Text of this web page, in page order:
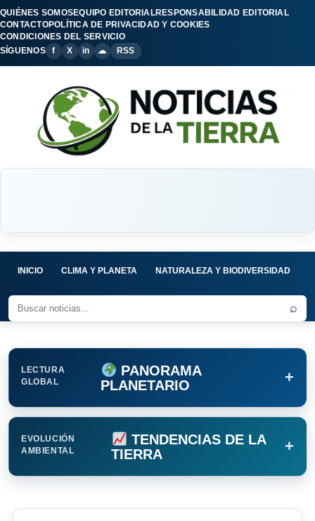
QUIÉNES SOMOSEQUIPO EDITORIALRESPONSABILIDAD EDITORIAL
CONTACTOPOLÍTICA DE PRIVACIDAD Y COOKIES
CONDICIONES DEL SERVICIO
SÍGUENOS
f X in ☁ RSS
INICIO CLIMA Y PLANETA NATURALEZA Y BIODIVERSIDAD
⌕
LECTURA
GLOBAL
PANORAMA
PLANETARIO
+
EVOLUCIÓN
AMBIENTAL
TENDENCIAS DE LA
TIERRA
+